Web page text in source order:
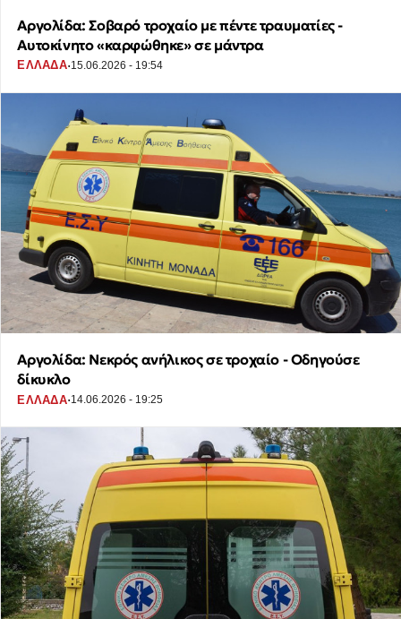
Αργολίδα: Σοβαρό τροχαίο με πέντε τραυματίες -
Αυτοκίνητο «καρφώθηκε» σε μάντρα
ΕΛΛΑΔΑ·15.06.2026 - 19:54
Αργολίδα: Νεκρός ανήλικος σε τροχαίο - Οδηγούσε
δίκυκλο
ΕΛΛΑΔΑ·14.06.2026 - 19:25